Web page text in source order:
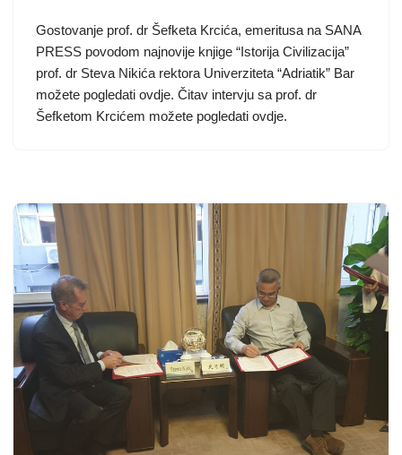
Gostovanje prof. dr Šefketa Krcića, emeritusa na SANA
PRESS povodom najnovije knjige “Istorija Civilizacija”
prof. dr Steva Nikića rektora Univerziteta “Adriatik” Bar
možete pogledati ovdje. Čitav intervju sa prof. dr
Šefketom Krcićem možete pogledati ovdje.